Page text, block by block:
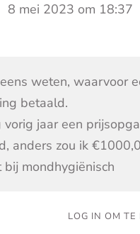
8 mei 2023 om 18:37
weten, waarvoor
betaald.
vorig jaar een
anders zou ik
mondhygiënisch
LOG IN OM TE